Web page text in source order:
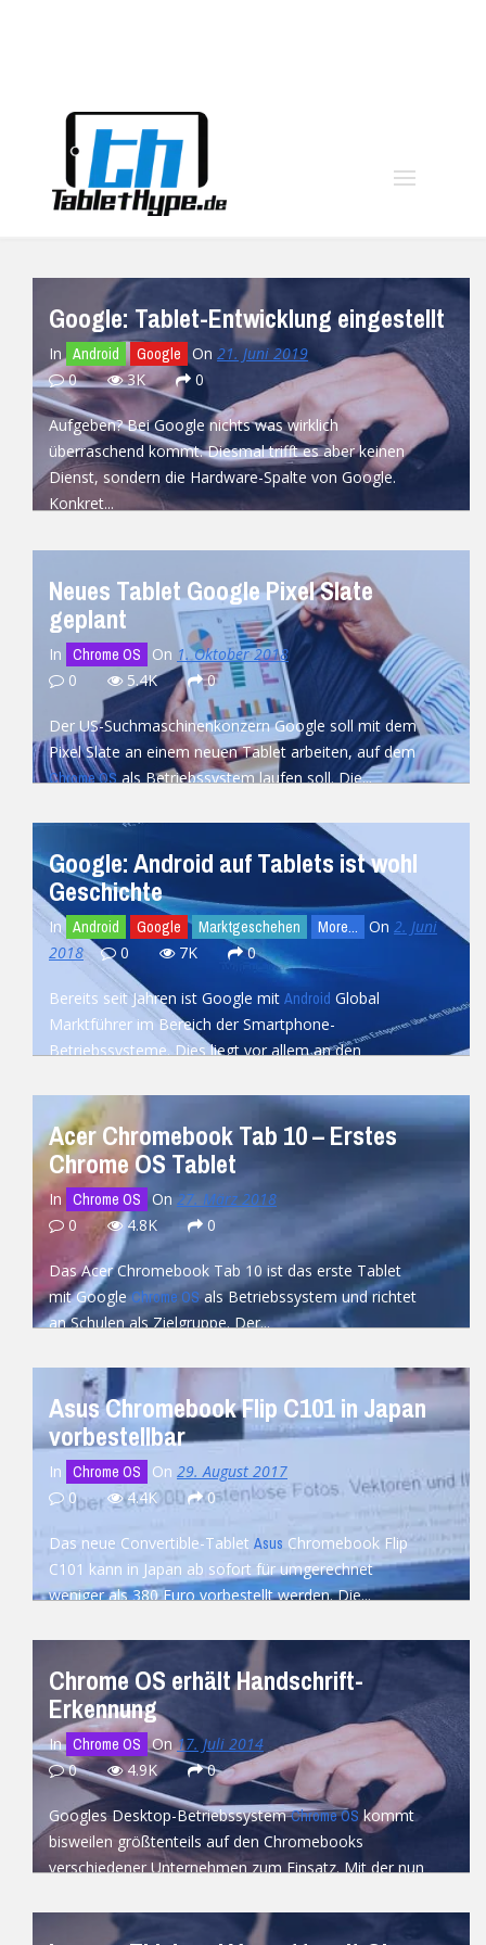
Google: Tablet-Entwicklung eingestellt
In Android Google On 21. Juni 2019
0
3K 0
Aufgeben? Bei Google nichts was wirklich
überraschend kommt. Diesmal trifft es aber keinen
Dienst, sondern die Hardware-Spalte von Google.
Konkret...
Neues Tablet Google Pixel Slate
geplant
In Chrome OS On 1. Oktober 2018
0
5.4K 0
Der US-Suchmaschinenkonzern Google soll mit dem
Pixel Slate an einem neuen Tablet arbeiten, auf dem
Chrome OSals Betriebssystem laufen soll. Die...
Google: Android auf Tablets ist wohl
Geschichte
In Android Google Marktgeschehen More... On 2. Juni
2018
0 7K 0
Bereits seit Jahren ist Google mit Android Global
Marktführer im Bereich der Smartphone-
Betriebssysteme. Dies liegt vor allem an den
READ MORE
Acer Chromebook Tab 10 – Erstes
Chrome OS Tablet
In Chrome OS On 27. März 2018
0
4.8K 0
Das Acer Chromebook Tab 10 ist das erste Tablet
mit GoogleChrome OSals Betriebssystem und richtet
an Schulen als Zielgruppe. Der...
Asus Chromebook Flip C101 in Japan
vorbestellbar
In Chrome OS On 29. August 2017
0
4.4K 0
Das neue Convertible-Tablet Asus Chromebook Flip
C101 kann in Japan ab sofort für umgerechnet
weniger als 380 Euro vorbestellt werden. Die...
Chrome OS erhält Handschrift-
Erkennung
In Chrome OS On17. Juli 2014
0
4.9K 0
Googles Desktop-BetriebssystemChrome OSkommt
bisweilen größtenteils auf den Chromebooks
verschiedener Unternehmen zum Einsatz. Mit der nun
Google nun...